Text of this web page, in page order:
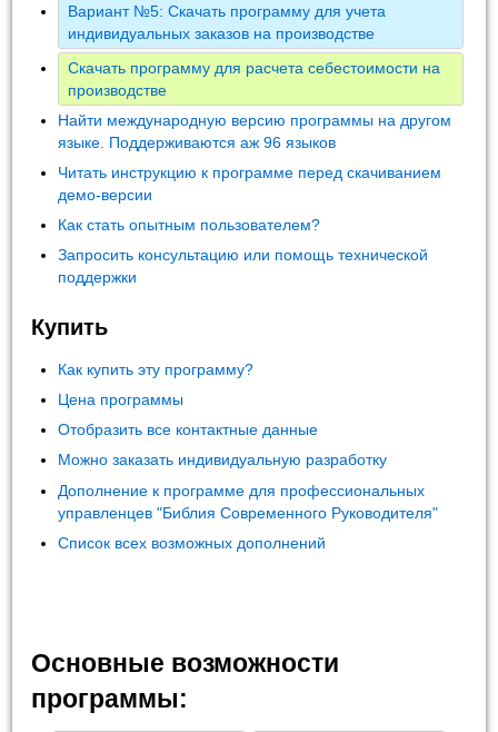
Вариант №5: Скачать программу для учета
индивидуальных заказов на производстве
Скачать программу для расчета себестоимости на
производстве
Найти международную версию программы на другом
языке. Поддерживаются аж 96 языков
Читать инструкцию к программе перед скачиванием
демо-версии
Как стать опытным пользователем?
Запросить консультацию или помощь технической
поддержки
Купить
Как купить эту программу?
Цена программы
Отобразить все контактные данные
Можно заказать индивидуальную разработку
Дополнение к программе для профессиональных
управленцев "Библия Современного Руководителя"
Список всех возможных дополнений
Основные возможности
программы: